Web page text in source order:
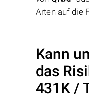
Arten auf die
Kann
das
431K /